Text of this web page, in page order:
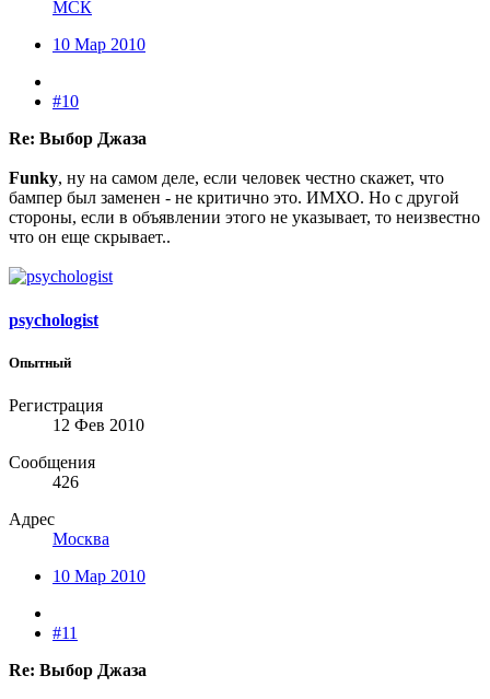
МСК
10 Мар 2010
#10
Re: Выбор Джаза
Funky, ну на самом деле, если человек честно скажет, что
бампер был заменен - не критично это. ИМХО. Но с другой
стороны, если в объявлении этого не указывает, то неизвестно
что он еще скрывает..
psychologist
Опытный
Регистрация
12 Фев 2010
Сообщения
426
Адрес
Москва
10 Мар 2010
#11
Re: Выбор Джаза